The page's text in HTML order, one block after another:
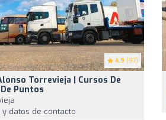
4.9 (97)
Torrevieja | Cursos De
Puntos
datos de contacto